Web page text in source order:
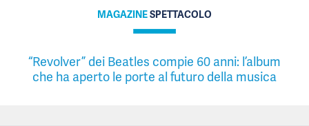
MAGAZINESPETTACOLO
“Revolver” dei Beatles compie 60 anni: l’album
che ha aperto le porte al futuro della musica